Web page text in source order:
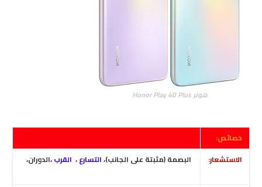
هونر Honor Play 40 Plus
خصائص:
الاستشعار:
البصمة (مثبتة على الجانب)،التسارع، القرب،الدوران،